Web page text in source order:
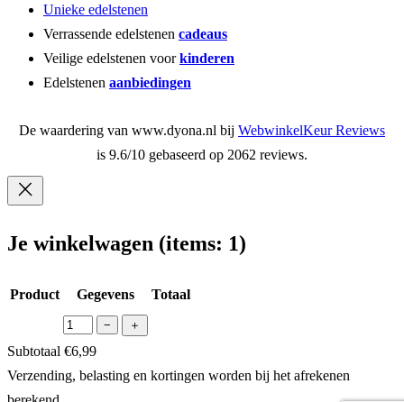
Unieke edelstenen
Verrassende edelstenen cadeaus
Veilige edelstenen voorkinderen
Edelstenen aanbiedingen
De waardering van www.dyona.nl bij WebwinkelKeur Reviews
is 9.6/10 gebaseerd op 2062 reviews.
Je winkelwagen (items: 1)
Producten
in
Product Gegevens Totaal
− ＋
Subtotaal €6,99
Verzending, belasting en kortingen worden bij het afrekenen